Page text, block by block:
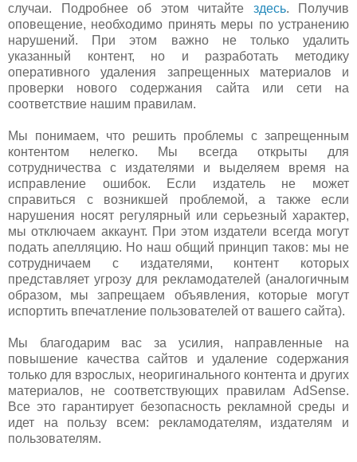
случаи. Подробнее об этом читайте здесь. Получив
оповещение, необходимо принять меры по устранению
нарушений. При этом важно не только удалить
указанный контент, но и разработать методику
оперативного удаления запрещенных материалов и
проверки нового содержания сайта или сети на
соответствие нашим правилам.
Мы понимаем, что решить проблемы с запрещенным
контентом нелегко. Мы всегда открыты для
сотрудничества с издателями и выделяем время на
исправление ошибок. Если издатель не может
справиться с возникшей проблемой, а также если
нарушения носят регулярный или серьезный характер,
мы отключаем аккаунт. При этом издатели всегда могут
подать апелляцию. Но наш общий принцип таков: мы не
сотрудничаем с издателями, контент которых
представляет угрозу для рекламодателей (аналогичным
образом, мы запрещаем объявления, которые могут
испортить впечатление пользователей от вашего сайта).
Мы благодарим вас за усилия, направленные на
повышение качества сайтов и удаление содержания
только для взрослых, неоригинального контента и других
материалов, не соответствующих правилам AdSense.
Все это гарантирует безопасность рекламной среды и
идет на пользу всем: рекламодателям, издателям и
пользователям.